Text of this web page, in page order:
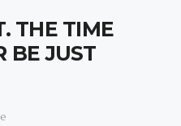
THE TIME
BE JUST